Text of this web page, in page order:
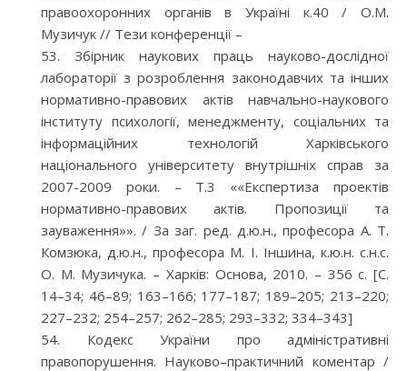
правоохоронних органів в Україні к.40 / О.М.
Музичук // Тези конференції –
Збірник наукових праць науково-дослідної
лабораторії з розроблення законодавчих та інших
нормативно-правових актів навчально-наукового
інституту психології, менеджменту, соціальних та
інформаційних технологій Харківського
національного університету внутрішніх справ за
2007-2009 роки. – Т.3 ««Експертиза проектів
нормативно-правових актів. Пропозиції та
зауваження»». / За заг. ред. д.ю.н., професора А. Т.
Комзюка, д.ю.н., професора М. І. Іншина, к.ю.н. с.н.с.
О. М. Музичука. – Харків: Основа, 2010. – 356 с. [С.
14–34; 46–89; 163–166; 177–187; 189–205; 213–220;
227–232; 254–257; 262–285; 293–332; 334–343]
Кодекс України про адміністративні
правопорушення. Науково–практичний коментар /